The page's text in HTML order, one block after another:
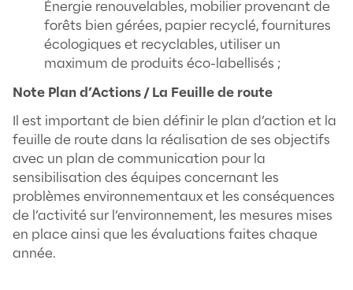
d’énergie. Eco-geste exemple : Un
en veille utilise 20 à 40% de sa
en marche ;
Marché de la seconde main : pensez
reconditionné ou de réemploi pour
matériel informatique ou autre
du bureau ;
Ayez recours au papier de manière
utilisez parcimonieusement le papier
imprimant recto verso et en